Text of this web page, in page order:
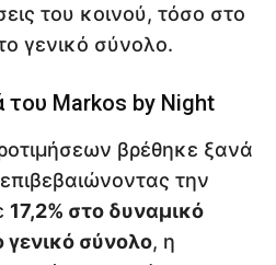
του κοινού, τόσο στο
γενικό σύνολο.
του Markos by Night
βρέθηκε ξανά
την
17,2% στο δυναμικό
γενικό σύνολο, η